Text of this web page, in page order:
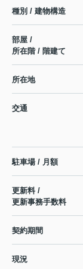
種別 / 建物構造
部屋 /
所在階 / 階建て
所在地
交通
駐車場 / 月額
更新料 /
更新事務手数料
契約期間
現況